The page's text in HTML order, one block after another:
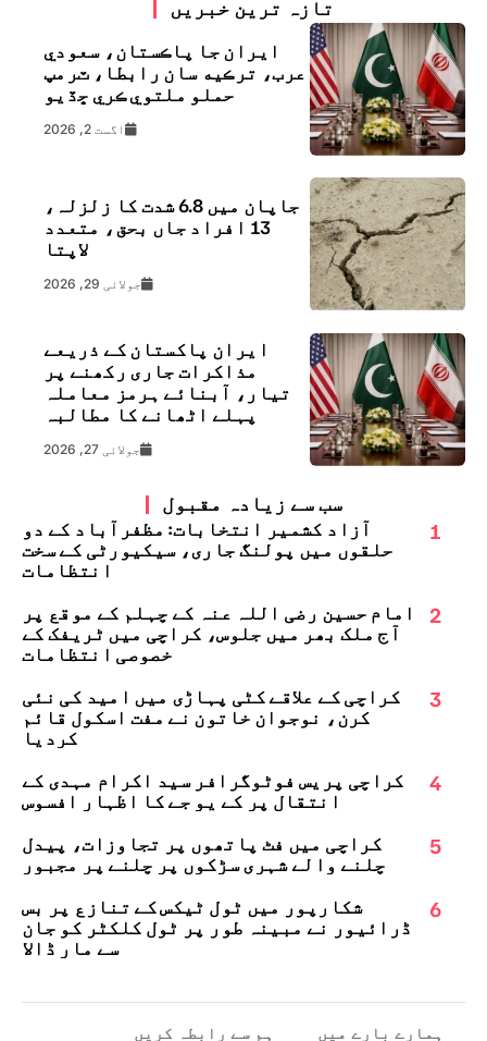
تازہ ترین خبریں
ايران جا پاڪستان، سعودي
عرب، ترڪيه سان رابطا، ٽرمپ
حملو ملتوي ڪري ڇڏيو
اگست 2, 2026
جاپان میں 6.8 شدت کا زلزلہ،
13 افراد جاں بحق، متعدد
لاپتا
جولائی 29, 2026
ایران پاکستان کے ذریعے
مذاکرات جاری رکھنے پر
تیار، آبنائے ہرمز معاملہ
پہلے اٹھانے کا مطالبہ
جولائی 27, 2026
سب سے زیادہ مقبول
1
آزاد کشمیر انتخابات: مظفرآباد کے دو
حلقوں میں پولنگ جاری، سیکیورٹی کے سخت
انتظامات
2
امام حسین رضی اللہ عنہ کے چہلم کے موقع پر
آج ملک بھر میں جلوس، کراچی میں ٹریفک کے
خصوصی انتظامات
3
کراچی کے علاقے کٹی پہاڑی میں امید کی نئی
کرن، نوجوان خاتون نے مفت اسکول قائم
کردیا
4
کراچی پریس فوٹوگرافر سید اکرام مہدی کے
انتقال پر کے یو جے کا اظہارِ افسوس
5
کراچی میں فٹ پاتھوں پر تجاوزات، پیدل
چلنے والے شہری سڑکوں پر چلنے پر مجبور
6
شکارپور میں ٹول ٹیکس کے تنازع پر بس
ڈرائیور نے مبینہ طور پر ٹول کلکٹر کو جان
سے مار ڈالا
ہمارے بارے میں ہم سے رابطہ کریں